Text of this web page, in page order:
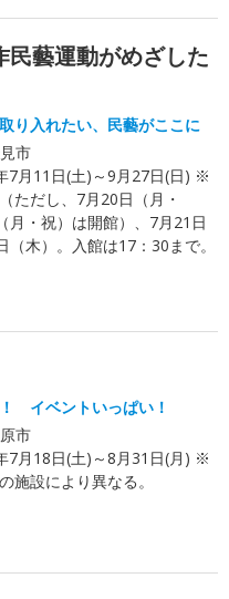
藝運動がめざした
り入れたい、民藝がここに
市
7月11日(土)～9月27日(日) ※
ただし、7月20日（月・
月・祝）は開館）、7月21日
（木）。入館は17：30まで。
イベントいっぱい！
市
7月18日(土)～8月31日(月) ※
施設により異なる。